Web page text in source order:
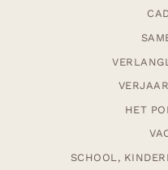
HET
SCHOOL,